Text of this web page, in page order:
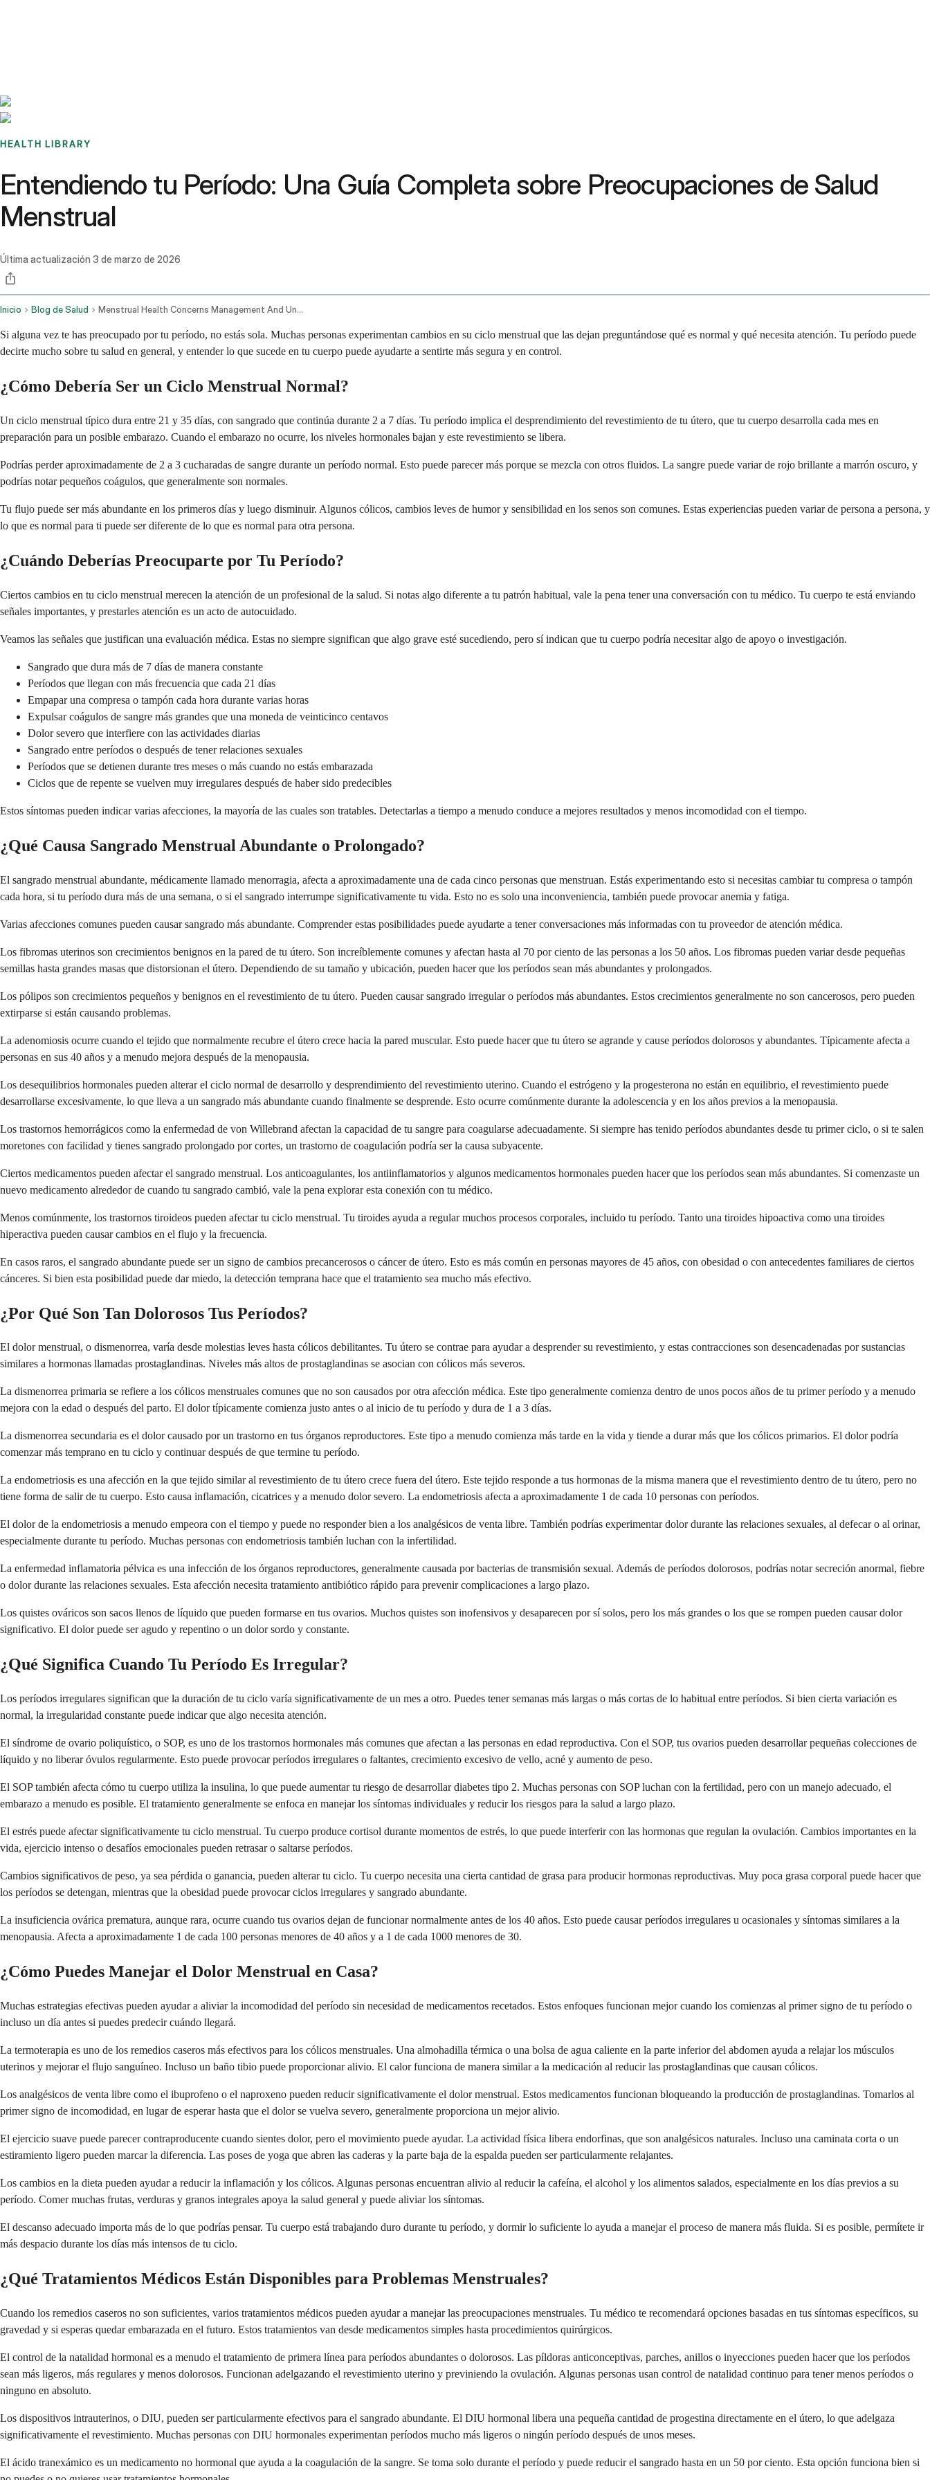
HEALTH LIBRARY
Entendiendo tu Período: Una Guía Completa sobre Preocupaciones de Salud
Menstrual
Última actualización 3 de marzo de 2026
Inicio Blog de Salud Menstrual Health Concerns Management And Underlying Issues
Si alguna vez te has preocupado por tu período, no estás sola. Muchas personas experimentan cambios en su ciclo menstrual que las dejan preguntándose qué es normal y qué necesita atención. Tu período puede
decirte mucho sobre tu salud en general, y entender lo que sucede en tu cuerpo puede ayudarte a sentirte más segura y en control.
¿Cómo Debería Ser un Ciclo Menstrual Normal?
Un ciclo menstrual típico dura entre 21 y 35 días, con sangrado que continúa durante 2 a 7 días. Tu período implica el desprendimiento del revestimiento de tu útero, que tu cuerpo desarrolla cada mes en
preparación para un posible embarazo. Cuando el embarazo no ocurre, los niveles hormonales bajan y este revestimiento se libera.
Podrías perder aproximadamente de 2 a 3 cucharadas de sangre durante un período normal. Esto puede parecer más porque se mezcla con otros fluidos. La sangre puede variar de rojo brillante a marrón oscuro, y
podrías notar pequeños coágulos, que generalmente son normales.
Tu flujo puede ser más abundante en los primeros días y luego disminuir. Algunos cólicos, cambios leves de humor y sensibilidad en los senos son comunes. Estas experiencias pueden variar de persona a persona, y
lo que es normal para ti puede ser diferente de lo que es normal para otra persona.
¿Cuándo Deberías Preocuparte por Tu Período?
Ciertos cambios en tu ciclo menstrual merecen la atención de un profesional de la salud. Si notas algo diferente a tu patrón habitual, vale la pena tener una conversación con tu médico. Tu cuerpo te está enviando
señales importantes, y prestarles atención es un acto de autocuidado.
Veamos las señales que justifican una evaluación médica. Estas no siempre significan que algo grave esté sucediendo, pero sí indican que tu cuerpo podría necesitar algo de apoyo o investigación.
Sangrado que dura más de 7 días de manera constante
Períodos que llegan con más frecuencia que cada 21 días
Empapar una compresa o tampón cada hora durante varias horas
Expulsar coágulos de sangre más grandes que una moneda de veinticinco centavos
Dolor severo que interfiere con las actividades diarias
Sangrado entre períodos o después de tener relaciones sexuales
Períodos que se detienen durante tres meses o más cuando no estás embarazada
Ciclos que de repente se vuelven muy irregulares después de haber sido predecibles
Estos síntomas pueden indicar varias afecciones, la mayoría de las cuales son tratables. Detectarlas a tiempo a menudo conduce a mejores resultados y menos incomodidad con el tiempo.
¿Qué Causa Sangrado Menstrual Abundante o Prolongado?
El sangrado menstrual abundante, médicamente llamado menorragia, afecta a aproximadamente una de cada cinco personas que menstruan. Estás experimentando esto si necesitas cambiar tu compresa o tampón
cada hora, si tu período dura más de una semana, o si el sangrado interrumpe significativamente tu vida. Esto no es solo una inconveniencia, también puede provocar anemia y fatiga.
Varias afecciones comunes pueden causar sangrado más abundante. Comprender estas posibilidades puede ayudarte a tener conversaciones más informadas con tu proveedor de atención médica.
Los fibromas uterinos son crecimientos benignos en la pared de tu útero. Son increíblemente comunes y afectan hasta al 70 por ciento de las personas a los 50 años. Los fibromas pueden variar desde pequeñas
semillas hasta grandes masas que distorsionan el útero. Dependiendo de su tamaño y ubicación, pueden hacer que los períodos sean más abundantes y prolongados.
Los pólipos son crecimientos pequeños y benignos en el revestimiento de tu útero. Pueden causar sangrado irregular o períodos más abundantes. Estos crecimientos generalmente no son cancerosos, pero pueden
extirparse si están causando problemas.
La adenomiosis ocurre cuando el tejido que normalmente recubre el útero crece hacia la pared muscular. Esto puede hacer que tu útero se agrande y cause períodos dolorosos y abundantes. Típicamente afecta a
personas en sus 40 años y a menudo mejora después de la menopausia.
Los desequilibrios hormonales pueden alterar el ciclo normal de desarrollo y desprendimiento del revestimiento uterino. Cuando el estrógeno y la progesterona no están en equilibrio, el revestimiento puede
desarrollarse excesivamente, lo que lleva a un sangrado más abundante cuando finalmente se desprende. Esto ocurre comúnmente durante la adolescencia y en los años previos a la menopausia.
Los trastornos hemorrágicos como la enfermedad de von Willebrand afectan la capacidad de tu sangre para coagularse adecuadamente. Si siempre has tenido períodos abundantes desde tu primer ciclo, o si te salen
moretones con facilidad y tienes sangrado prolongado por cortes, un trastorno de coagulación podría ser la causa subyacente.
Ciertos medicamentos pueden afectar el sangrado menstrual. Los anticoagulantes, los antiinflamatorios y algunos medicamentos hormonales pueden hacer que los períodos sean más abundantes. Si comenzaste un
nuevo medicamento alrededor de cuando tu sangrado cambió, vale la pena explorar esta conexión con tu médico.
Menos comúnmente, los trastornos tiroideos pueden afectar tu ciclo menstrual. Tu tiroides ayuda a regular muchos procesos corporales, incluido tu período. Tanto una tiroides hipoactiva como una tiroides
hiperactiva pueden causar cambios en el flujo y la frecuencia.
En casos raros, el sangrado abundante puede ser un signo de cambios precancerosos o cáncer de útero. Esto es más común en personas mayores de 45 años, con obesidad o con antecedentes familiares de ciertos
cánceres. Si bien esta posibilidad puede dar miedo, la detección temprana hace que el tratamiento sea mucho más efectivo.
¿Por Qué Son Tan Dolorosos Tus Períodos?
El dolor menstrual, o dismenorrea, varía desde molestias leves hasta cólicos debilitantes. Tu útero se contrae para ayudar a desprender su revestimiento, y estas contracciones son desencadenadas por sustancias
similares a hormonas llamadas prostaglandinas. Niveles más altos de prostaglandinas se asocian con cólicos más severos.
La dismenorrea primaria se refiere a los cólicos menstruales comunes que no son causados por otra afección médica. Este tipo generalmente comienza dentro de unos pocos años de tu primer período y a menudo
mejora con la edad o después del parto. El dolor típicamente comienza justo antes o al inicio de tu período y dura de 1 a 3 días.
La dismenorrea secundaria es el dolor causado por un trastorno en tus órganos reproductores. Este tipo a menudo comienza más tarde en la vida y tiende a durar más que los cólicos primarios. El dolor podría
comenzar más temprano en tu ciclo y continuar después de que termine tu período.
La endometriosis es una afección en la que tejido similar al revestimiento de tu útero crece fuera del útero. Este tejido responde a tus hormonas de la misma manera que el revestimiento dentro de tu útero, pero no
tiene forma de salir de tu cuerpo. Esto causa inflamación, cicatrices y a menudo dolor severo. La endometriosis afecta a aproximadamente 1 de cada 10 personas con períodos.
El dolor de la endometriosis a menudo empeora con el tiempo y puede no responder bien a los analgésicos de venta libre. También podrías experimentar dolor durante las relaciones sexuales, al defecar o al orinar,
especialmente durante tu período. Muchas personas con endometriosis también luchan con la infertilidad.
La enfermedad inflamatoria pélvica es una infección de los órganos reproductores, generalmente causada por bacterias de transmisión sexual. Además de períodos dolorosos, podrías notar secreción anormal, fiebre
o dolor durante las relaciones sexuales. Esta afección necesita tratamiento antibiótico rápido para prevenir complicaciones a largo plazo.
Los quistes ováricos son sacos llenos de líquido que pueden formarse en tus ovarios. Muchos quistes son inofensivos y desaparecen por sí solos, pero los más grandes o los que se rompen pueden causar dolor
significativo. El dolor puede ser agudo y repentino o un dolor sordo y constante.
¿Qué Significa Cuando Tu Período Es Irregular?
Los períodos irregulares significan que la duración de tu ciclo varía significativamente de un mes a otro. Puedes tener semanas más largas o más cortas de lo habitual entre períodos. Si bien cierta variación es
normal, la irregularidad constante puede indicar que algo necesita atención.
El síndrome de ovario poliquístico, o SOP, es uno de los trastornos hormonales más comunes que afectan a las personas en edad reproductiva. Con el SOP, tus ovarios pueden desarrollar pequeñas colecciones de
líquido y no liberar óvulos regularmente. Esto puede provocar períodos irregulares o faltantes, crecimiento excesivo de vello, acné y aumento de peso.
El SOP también afecta cómo tu cuerpo utiliza la insulina, lo que puede aumentar tu riesgo de desarrollar diabetes tipo 2. Muchas personas con SOP luchan con la fertilidad, pero con un manejo adecuado, el
embarazo a menudo es posible. El tratamiento generalmente se enfoca en manejar los síntomas individuales y reducir los riesgos para la salud a largo plazo.
El estrés puede afectar significativamente tu ciclo menstrual. Tu cuerpo produce cortisol durante momentos de estrés, lo que puede interferir con las hormonas que regulan la ovulación. Cambios importantes en la
vida, ejercicio intenso o desafíos emocionales pueden retrasar o saltarse períodos.
Cambios significativos de peso, ya sea pérdida o ganancia, pueden alterar tu ciclo. Tu cuerpo necesita una cierta cantidad de grasa para producir hormonas reproductivas. Muy poca grasa corporal puede hacer que
los períodos se detengan, mientras que la obesidad puede provocar ciclos irregulares y sangrado abundante.
La insuficiencia ovárica prematura, aunque rara, ocurre cuando tus ovarios dejan de funcionar normalmente antes de los 40 años. Esto puede causar períodos irregulares u ocasionales y síntomas similares a la
menopausia. Afecta a aproximadamente 1 de cada 100 personas menores de 40 años y a 1 de cada 1000 menores de 30.
¿Cómo Puedes Manejar el Dolor Menstrual en Casa?
Muchas estrategias efectivas pueden ayudar a aliviar la incomodidad del período sin necesidad de medicamentos recetados. Estos enfoques funcionan mejor cuando los comienzas al primer signo de tu período o
incluso un día antes si puedes predecir cuándo llegará.
La termoterapia es uno de los remedios caseros más efectivos para los cólicos menstruales. Una almohadilla térmica o una bolsa de agua caliente en la parte inferior del abdomen ayuda a relajar los músculos
uterinos y mejorar el flujo sanguíneo. Incluso un baño tibio puede proporcionar alivio. El calor funciona de manera similar a la medicación al reducir las prostaglandinas que causan cólicos.
Los analgésicos de venta libre como el ibuprofeno o el naproxeno pueden reducir significativamente el dolor menstrual. Estos medicamentos funcionan bloqueando la producción de prostaglandinas. Tomarlos al
primer signo de incomodidad, en lugar de esperar hasta que el dolor se vuelva severo, generalmente proporciona un mejor alivio.
El ejercicio suave puede parecer contraproducente cuando sientes dolor, pero el movimiento puede ayudar. La actividad física libera endorfinas, que son analgésicos naturales. Incluso una caminata corta o un
estiramiento ligero pueden marcar la diferencia. Las poses de yoga que abren las caderas y la parte baja de la espalda pueden ser particularmente relajantes.
Los cambios en la dieta pueden ayudar a reducir la inflamación y los cólicos. Algunas personas encuentran alivio al reducir la cafeína, el alcohol y los alimentos salados, especialmente en los días previos a su
período. Comer muchas frutas, verduras y granos integrales apoya la salud general y puede aliviar los síntomas.
El descanso adecuado importa más de lo que podrías pensar. Tu cuerpo está trabajando duro durante tu período, y dormir lo suficiente lo ayuda a manejar el proceso de manera más fluida. Si es posible, permítete ir
más despacio durante los días más intensos de tu ciclo.
¿Qué Tratamientos Médicos Están Disponibles para Problemas Menstruales?
Cuando los remedios caseros no son suficientes, varios tratamientos médicos pueden ayudar a manejar las preocupaciones menstruales. Tu médico te recomendará opciones basadas en tus síntomas específicos, su
gravedad y si esperas quedar embarazada en el futuro. Estos tratamientos van desde medicamentos simples hasta procedimientos quirúrgicos.
El control de la natalidad hormonal es a menudo el tratamiento de primera línea para períodos abundantes o dolorosos. Las píldoras anticonceptivas, parches, anillos o inyecciones pueden hacer que los períodos
sean más ligeros, más regulares y menos dolorosos. Funcionan adelgazando el revestimiento uterino y previniendo la ovulación. Algunas personas usan control de natalidad continuo para tener menos períodos o
ninguno en absoluto.
Los dispositivos intrauterinos, o DIU, pueden ser particularmente efectivos para el sangrado abundante. El DIU hormonal libera una pequeña cantidad de progestina directamente en el útero, lo que adelgaza
significativamente el revestimiento. Muchas personas con DIU hormonales experimentan períodos mucho más ligeros o ningún período después de unos meses.
El ácido tranexámico es un medicamento no hormonal que ayuda a la coagulación de la sangre. Se toma solo durante el período y puede reducir el sangrado hasta en un 50 por ciento. Esta opción funciona bien si